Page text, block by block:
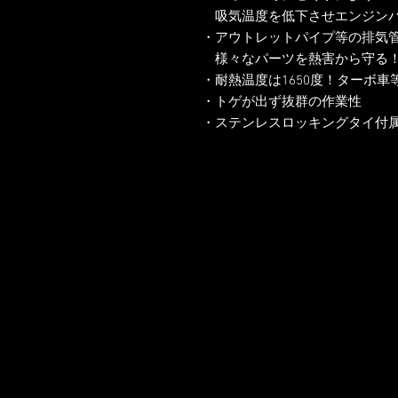
吸気温度を低下させエンジン
・アウトレットパイプ等の排
様々なパーツを熱害から守る
・耐熱温度は1650度！ターボ
・トゲが出ず抜群の作業性
・ステンレスロッキングタイ